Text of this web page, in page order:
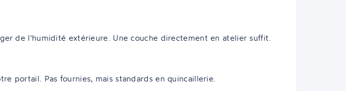
de l'humidité extérieure. Une couche directement en atelier suffit.
portail. Pas fournies, mais standards en quincaillerie.